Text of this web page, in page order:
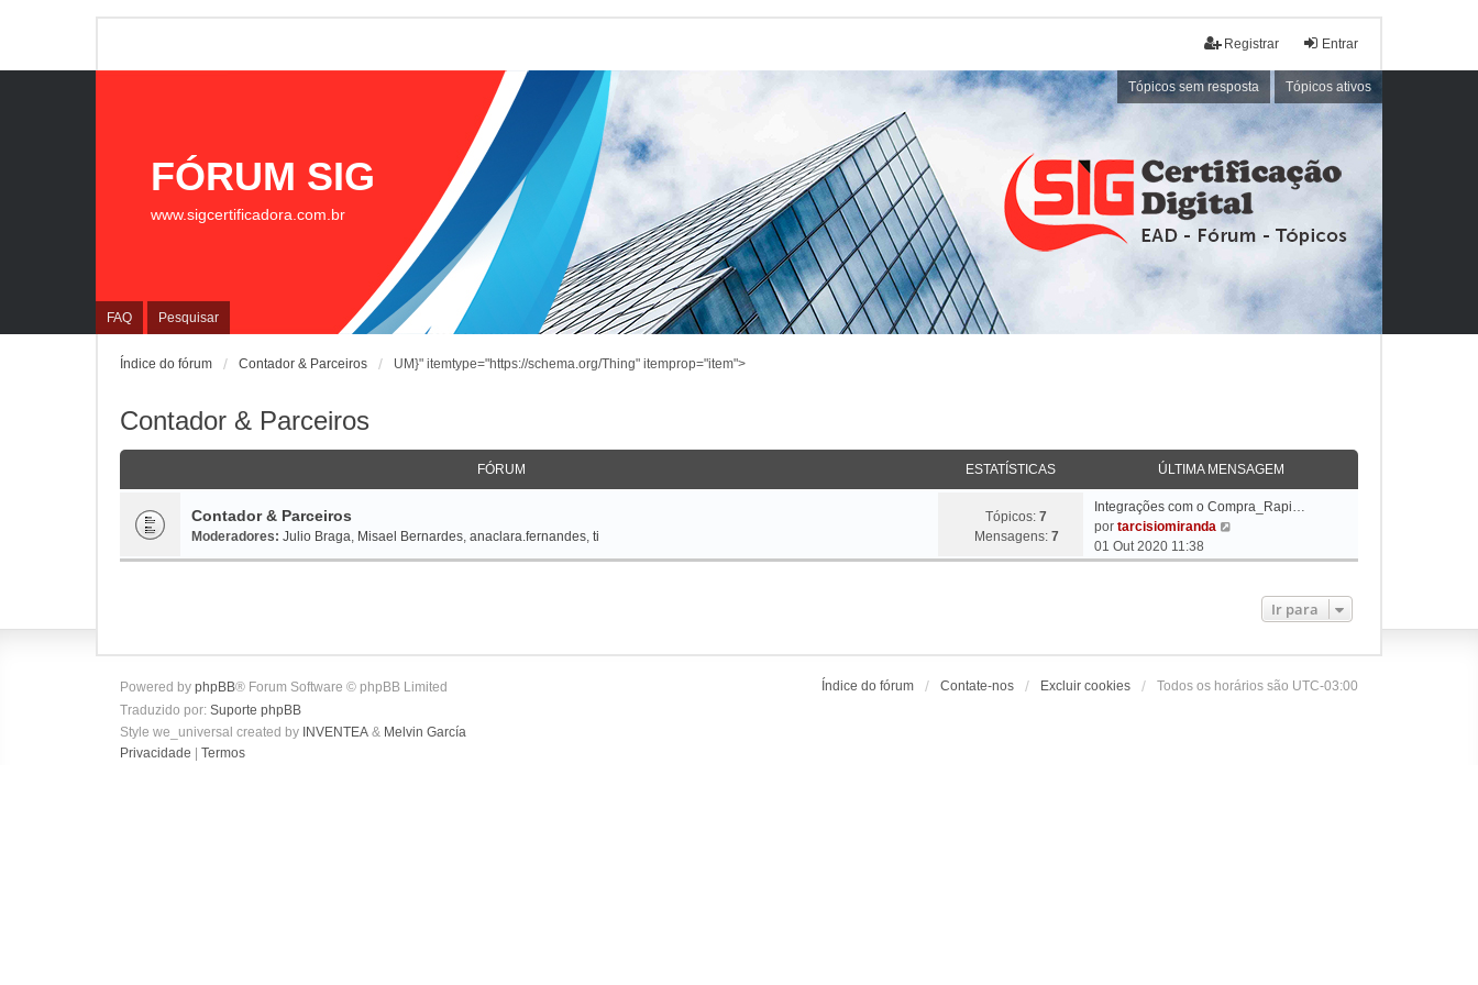
Entrar
Registrar
Tópicos sem resposta Tópicos ativos
FAQ Pesquisar
FÓRUM SIG
www.sigcertificadora.com.br
Índice do fórum Contador & Parceiros UM}" itemtype="https://schema.org/Thing" itemprop="item">
Contador & Parceiros
FÓRUM ESTATÍSTICAS ÚLTIMA MENSAGEM
Contador & Parceiros
Moderadores: Julio Braga, Misael Bernardes, anaclara.fernandes, ti
Tópicos: 7
Mensagens: 7
Integrações com o Compra_Rapi…
por tarcisiomiranda
r
a
01 Out 2020 11:38
Ir para
Índice do fórum Contate-nos Excluir cookies Todos os horários são UTC-03:00
Powered by phpBB® Forum Software © phpBB Limited
Traduzido por: Suporte phpBB
Style we_universal created by INVENTEA & Melvin García
Privacidade
Termos